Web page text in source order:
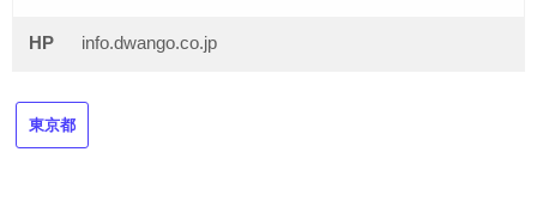
HP info.dwango.co.jp
東京都